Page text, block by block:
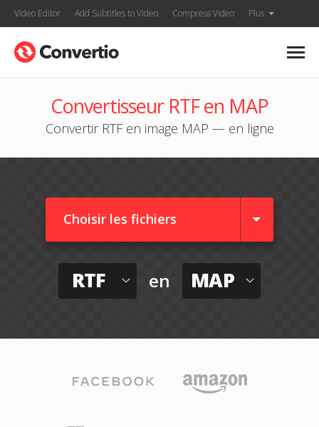
Video Editor Add Subtitles to Video Compress Video Plus
Convertisseur RTF en MAP
Convertir RTF en image MAP — en ligne
Choisir les fichiers
RTF en MAP